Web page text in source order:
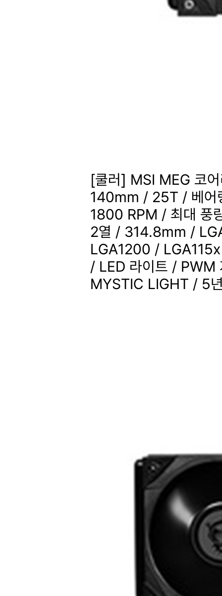
[쿨러] MSI MEG 코
140mm / 25T / 베어
1800 RPM / 최대 풍
2열 / 314.8mm /
LGA1200 /
/ LED 라이트 / PWM
MYSTIC LIGHT / 5